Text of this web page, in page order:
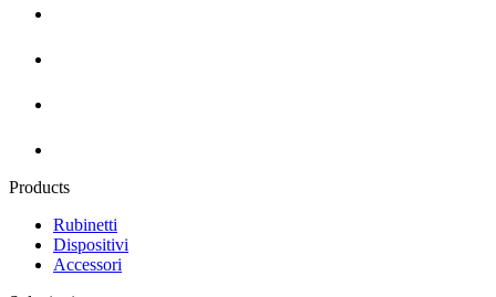
Products
Rubinetti
Dispositivi
Accessori